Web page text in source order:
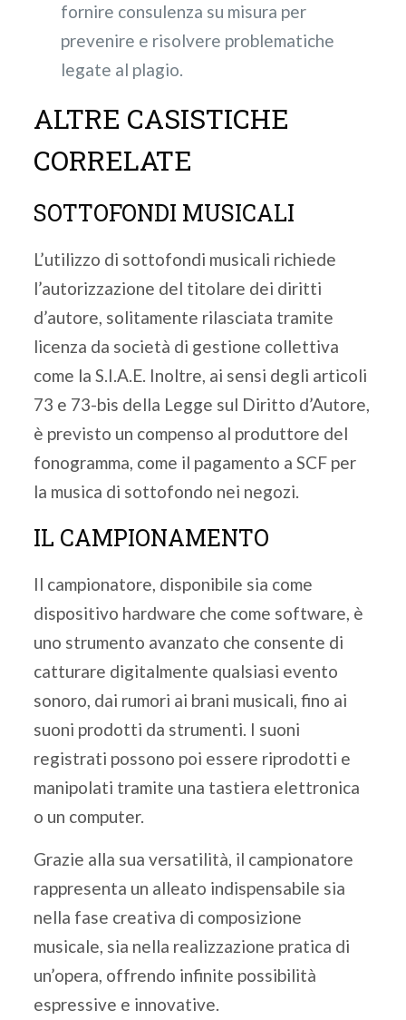
fornire consulenza su misura per
prevenire e risolvere problematiche
legate al plagio.
ALTRE CASISTICHE
CORRELATE
SOTTOFONDI MUSICALI
L’utilizzo di sottofondi musicali richiede
l’autorizzazione del titolare dei diritti
d’autore, solitamente rilasciata tramite
licenza da società di gestione collettiva
come la S.I.A.E. Inoltre, ai sensi degli articoli
73 e 73-bis della Legge sul Diritto d’Autore,
è previsto un compenso al produttore del
fonogramma, come il pagamento a SCF per
la musica di sottofondo nei negozi.
IL CAMPIONAMENTO
Il campionatore, disponibile sia come
dispositivo hardware che come software, è
uno strumento avanzato che consente di
catturare digitalmente qualsiasi evento
sonoro, dai rumori ai brani musicali, fino ai
suoni prodotti da strumenti. I suoni
registrati possono poi essere riprodotti e
manipolati tramite una tastiera elettronica
o un computer.
Grazie alla sua versatilità, il campionatore
rappresenta un alleato indispensabile sia
nella fase creativa di composizione
musicale, sia nella realizzazione pratica di
un’opera, offrendo infinite possibilità
espressive e innovative.